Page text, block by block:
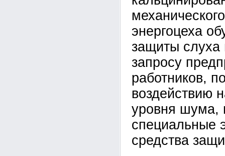
энергоцеха
защиты слуха
запросу
работников,
воздействию
уровня шума,
специальные
средства